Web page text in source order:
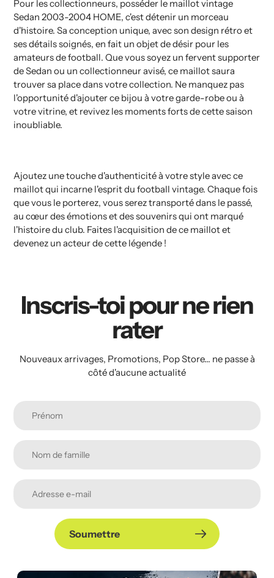
Pour les collectionneurs, posséder le maillot vintage
Sedan 2003-2004 HOME, c'est détenir un morceau
d'histoire. Sa conception unique, avec son design rétro et
ses détails soignés, en fait un objet de désir pour les
amateurs de football. Que vous soyez un fervent supporter
de Sedan ou un collectionneur avisé, ce maillot saura
trouver sa place dans votre collection. Ne manquez pas
l'opportunité d'ajouter ce bijou à votre garde-robe ou à
votre vitrine, et revivez les moments forts de cette saison
inoubliable.
Ajoutez une touche d'authenticité à votre style avec ce
maillot qui incarne l'esprit du football vintage. Chaque fois
que vous le porterez, vous serez transporté dans le passé,
au cœur des émotions et des souvenirs qui ont marqué
l'histoire du club. Faites l'acquisition de ce maillot et
devenez un acteur de cette légende !
Inscris-toi pour ne rien
rater
Nouveaux arrivages, Promotions, Pop Store... ne passe à
côté d'aucune actualité
Soumettre